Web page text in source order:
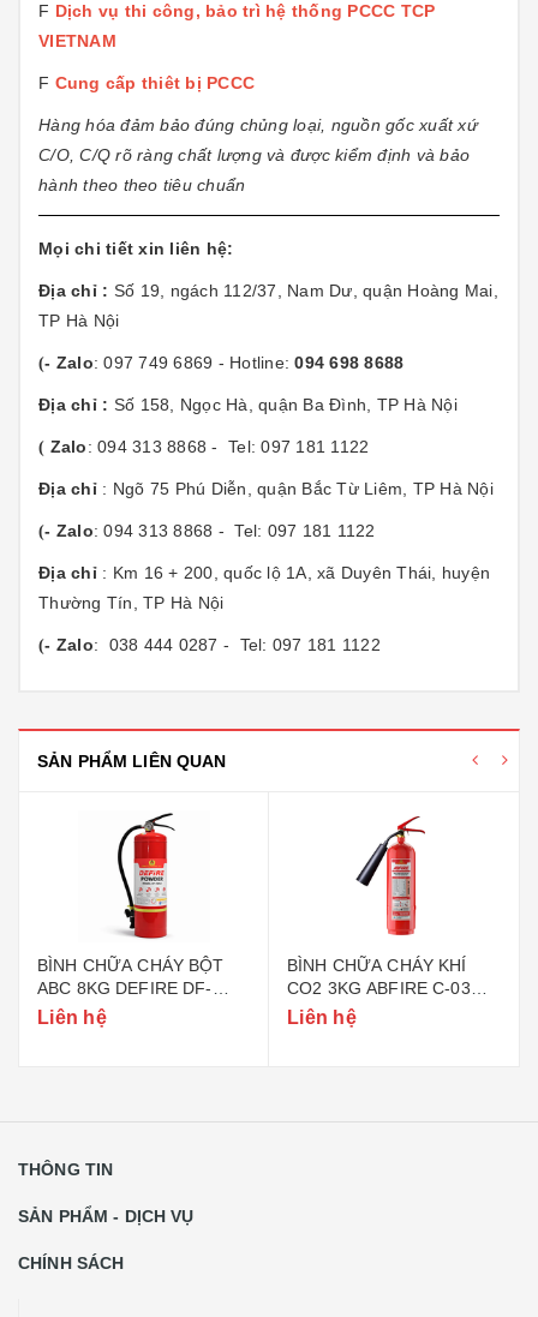
F Dịch vụ thi công, bảo trì hệ thống PCCC TCP
VIETNAM
F Cung cấp thiêt bị PCCC
Hàng hóa đảm bảo đúng chủng loại, nguồn gốc xuất xứ
C/O, C/Q rõ ràng chất lượng và được kiểm định và bảo
hành theo theo tiêu chuẩn
Mọi chi tiết xin liên hệ:
Địa chỉ : Số 19, ngách 112/37, Nam Dư, quận Hoàng Mai,
TP Hà Nội
(- Zalo: 097 749 6869 - Hotline:094 698 8688
Địa chỉ : Số 158, Ngọc Hà, quận Ba Đình, TP Hà Nội
( Zalo: 094 313 8868 - Tel: 097 181 1122
Địa chỉ : Ngõ 75 Phú Diễn, quận Bắc Từ Liêm, TP Hà Nội
(- Zalo: 094 313 8868 - Tel: 097 181 1122
Địa chỉ : Km 16 + 200, quốc lộ 1A, xã Duyên Thái, huyện
Thường Tín, TP Hà Nội
(- Zalo: 038 444 0287 - Tel: 097 181 1122
SẢN PHẨM LIÊN QUAN
BÌNH CHỮA CHÁY BỘT
ABC 8KG DEFIRE DF-
ABC8 (BỘ CÔNG AN)
Liên hệ
BÌNH CHỮA CHÁY KHÍ
CO2 3KG ABFIRE C-03
(TEM BỘ CÔNG AN)
Liên hệ
THÔNG TIN
SẢN PHẨM - DỊCH VỤ
CHÍNH SÁCH